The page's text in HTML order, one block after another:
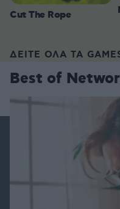
Cut The Rope
ΔΕΙΤΕ ΟΛΑ ΤΑ
Best of